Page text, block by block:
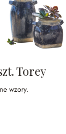
Torey
wzory.